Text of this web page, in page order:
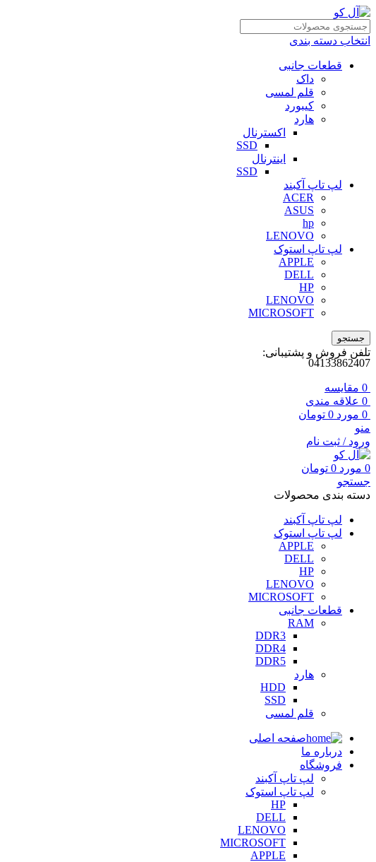
انتخاب دسته بندی
قطعات جانبی
داک
قلم لمسی
کیبورد
هارد
اکسترنال
SSD
اینترنال
SSD
لپ تاپ آکبند
ACER
ASUS
hp
LENOVO
لپ تاپ استوک
APPLE
DELL
HP
LENOVO
MICROSOFT
جستجو
تلفن فروش و پشتیبانی:
04133862407
0 مقايسه
0 علاقه مندی
0 مورد 0 تومان
منو
ورود / ثبت نام
0 مورد 0 تومان
جستجو
دسته بندی محصولات
لپ تاپ آکبند
لپ تاپ استوک
APPLE
DELL
HP
LENOVO
MICROSOFT
قطعات جانبی
RAM
DDR3
DDR4
DDR5
هارد
HDD
SSD
قلم لمسی
صفحه اصلی
درباره ما
فروشگاه
لپ تاپ آکبند
لپ تاپ استوک
HP
DELL
LENOVO
MICROSOFT
APPLE